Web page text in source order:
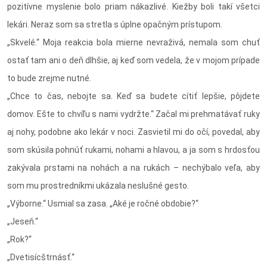
pozitívne myslenie bolo priam nákazlivé. Kiežby boli takí všetci
lekári. Neraz som sa stretla s úplne opačným prístupom.
„Skvelé.“ Moja reakcia bola mierne nevraživá, nemala som chuť
ostať tam ani o deň dlhšie, aj keď som vedela, že v mojom prípade
to bude zrejme nutné.
„Chce to čas, nebojte sa. Keď sa budete cítiť lepšie, pôjdete
domov. Ešte to chvíľu s nami vydržte.“ Začal mi prehmatávať ruky
aj nohy, podobne ako lekár v noci. Zasvietil mi do očí, povedal, aby
som skúsila pohnúť rukami, nohami a hlavou, a ja som s hrdosťou
zakývala prstami na nohách a na rukách – nechýbalo veľa, aby
som mu prostredníkmi ukázala neslušné gesto.
„Výborne.“ Usmial sa zasa. „Aké je ročné obdobie?“
„Jeseň.“
„Rok?“
„Dvetisícštrnásť.“